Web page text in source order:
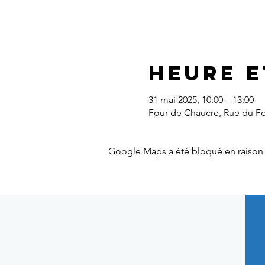
Heure
31 mai 2025, 10:00 – 13:00
Four de Chaucre, Rue du
Google Maps a été bloqué en